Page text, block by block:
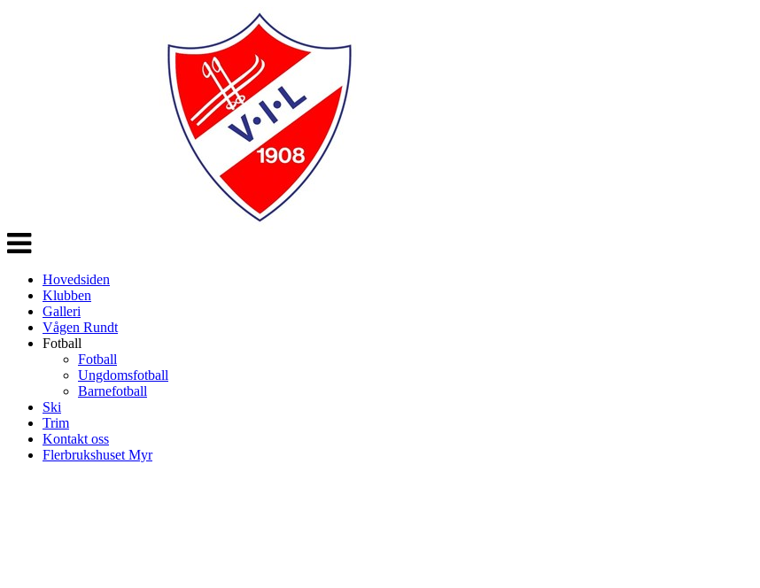
Veksle
navigasjon
Hovedsiden
Klubben
Galleri
Vågen Rundt
Fotball
Fotball
Ungdomsfotball
Barnefotball
Ski
Trim
Kontakt oss
Flerbrukshuset Myr